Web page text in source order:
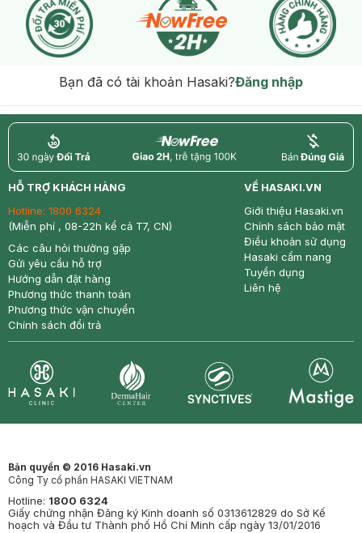
Bạn đã có tài khoản Hasaki?Đăng nhập
return nowfree price
HỖ TRỢ KHÁCH HÀNG
Hotline: 1800 6324
(Miễn phí , 08-22h kể cả T7, CN)
Các câu hỏi thường gặp
Gửi yêu cầu hỗ trợ
Hướng dẫn đặt hàng
Phương thức thanh toán
Phương thức vận chuyển
Chính sách đổi trả
VỀ HASAKI.VN
Giới thiệu Hasaki.vn
Chính sách bảo mật
Điều khoản sử dụng
Hasaki cẩm nang
Tuyển dụng
Liên hệ
Bản quyền © 2016 Hasaki.vn
Công Ty cổ phần HASAKI VIETNAM
Hotline: 1800 6324
Giấy chứng nhận Đăng ký Kinh doanh số 0313612829 do Sở Kế
hoạch và Đầu tư Thành phố Hồ Chí Minh cấp ngày 13/01/2016